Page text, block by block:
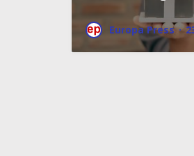
Europa Press ·